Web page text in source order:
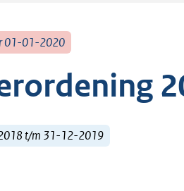
01-01-2020
t/m 31-12-2019